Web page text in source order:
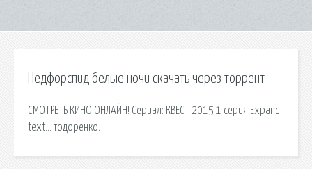
Недфорспид белые ночи скачать через торрент
СМОТРЕТЬ КИНО ОНЛАЙН! Сериал: КВЕСТ 2015 1 серия Expand
text… тодоренко.